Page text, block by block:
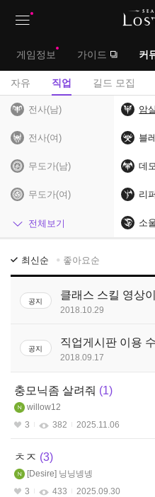
게임정보 가이드 커
자유 직업 길드 모집
전사(남)
전사(여)
무도가(남)
무도가(여)
헌터(남)
마법사
암살자
암
블
데
리퍼
소
스페셜리스트(여)
가디언나이트
전체보기
직
업
시
최신순 좋아요순
공지 클래스 스킬 영상
2018.10.29
공지 직업게시판 이용
2018.09.17
충모닉좀 살려줘 1
willow12
3
382 2025.11.06
ㅊㅈ 3
Desire 닝닝넹넹
3
433 2025.09.30